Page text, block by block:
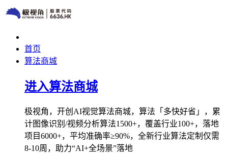
首页
算法商城
进入算法商城
极视角，开创AI视觉算法商城，算法「多快好省」，累
计图像识别/视频分析算法1500+，覆盖行业100+，落地
项目6000+，平均准确率≥90%，全新行业算法定制仅需
8-10周，助力“AI+全场景”落地